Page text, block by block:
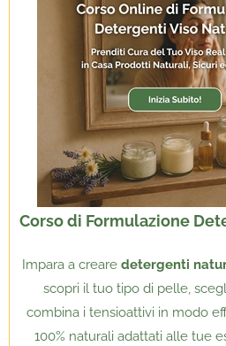
Corso di Formulazione
Impara a creare detergenti
scopri il tuo tipo di pelle,
combina i tensioattivi in modo
100% naturali adattati alle tue